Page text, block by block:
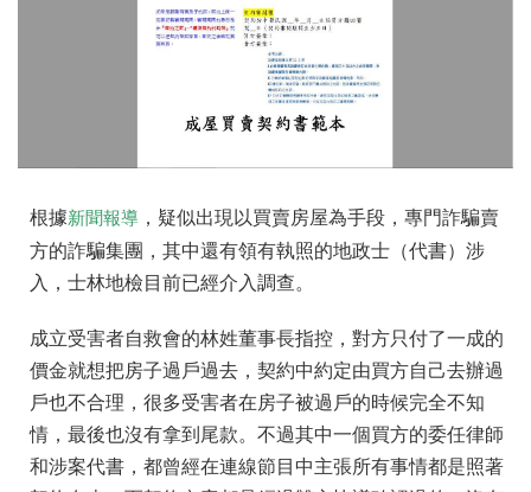
根據新聞報導 ，疑似出現以買賣房屋為手段，專門詐騙賣
方的詐騙集團，其中還有領有執照的地政士（代書）涉
入，士林地檢目前已經介入調查。
成立受害者自救會的林姓董事長指控，對方只付了一成的
價金就想把房子過戶過去，契約中約定由買方自己去辦過
戶也不合理，很多受害者在房子被過戶的時候完全不知
情，最後也沒有拿到尾款。不過其中一個買方的委任律師
和涉案代書，都曾經在連線節目中主張所有事情都是照著